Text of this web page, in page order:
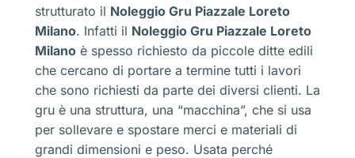
strutturato il Noleggio Gru Piazzale Loreto
Milano. Infatti il Noleggio Gru Piazzale Loreto
Milano è spesso richiesto da piccole ditte edili
che cercano di portare a termine tutti i lavori
che sono richiesti da parte dei diversi clienti. La
gru è una struttura, una “macchina”, che si usa
per sollevare e spostare merci e materiali di
grandi dimensioni e peso. Usata perché